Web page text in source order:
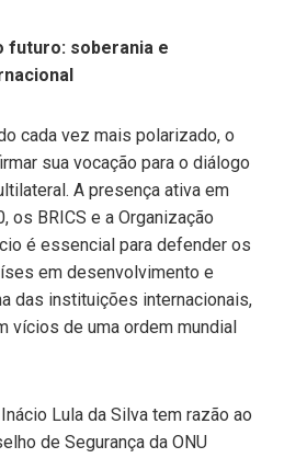
futuro: soberania e
cada vez mais polarizado, o
sua vocação para o diálogo
A presença ativa em
os BRICS e a Organização
é essencial para defender os
em desenvolvimento e
das instituições internacionais,
vícios de uma ordem mundial
Lula da Silva tem razão ao
de Segurança da ONU